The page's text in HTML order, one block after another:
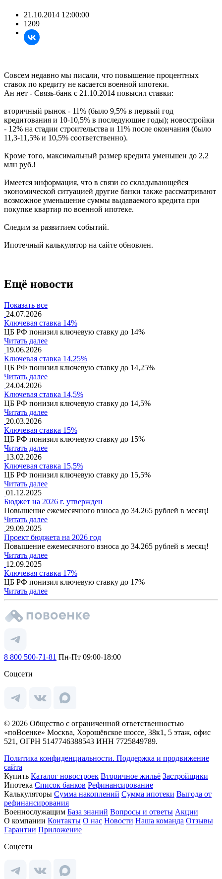
21.10.2014 12:00:00
1209
Совсем недавно мы писали, что повышение процентных
ставок по кредиту не касается военной ипотеки.
Ан нет - Связь-банк с 21.10.2014 повысил ставки:
вторичный рынок - 11% (было 9,5% в первый год
кредитования и 10-10,5% в последующие годы); новостройки
- 12% на стадии строительства и 11% после окончания (было
11,3-11,5% и 10,5% соответственно).
Кроме того, максимальный размер кредита уменьшен до 2,2
млн руб.!
Имеется информация, что в связи со складывающейся
экономической ситуацией другие банки также рассматривают
возможное уменьшение суммы выдаваемого кредита при
покупке квартир по военной ипотеке.
Следим за развитием событий.
Ипотечный калькулятор на сайте обновлен.
Ещё новости
Показать все
24.07.2026
Ключевая ставка 14%
ЦБ РФ понизил ключевую ставку до 14%
Читать далее
19.06.2026
Ключевая ставка 14,25%
ЦБ РФ понизил ключевую ставку до 14,25%
Читать далее
24.04.2026
Ключевая ставка 14,5%
ЦБ РФ понизил ключевую ставку до 14,5%
Читать далее
20.03.2026
Ключевая ставка 15%
ЦБ РФ понизил ключевую ставку до 15%
Читать далее
13.02.2026
Ключевая ставка 15,5%
ЦБ РФ понизил ключевую ставку до 15,5%
Читать далее
01.12.2025
Бюджет на 2026 г. утвержден
Повышение ежемесячного взноса до 34.265 рублей в месяц!
Читать далее
29.09.2025
Проект бюджета на 2026 год
Повышение ежемесячного взноса до 34.265 рублей в месяц!
Читать далее
12.09.2025
Ключевая ставка 17%
ЦБ РФ понизил ключевую ставку до 17%
Читать далее
8 800 500-71-81 Пн-Пт 09:00-18:00
Соцсети
© 2026 Общество с ограниченной ответственностью
«поВоенке» Москва, Хорошёвское шоссе, 38к1, 5 этаж, офис
521, ОГРН 5147746388543 ИНН 7725849789.
Политика конфиденциальности. Поддержка и продвижение
сайта
Купить Каталог новостроек Вторичное жильё Застройщики
Ипотека Список банков Рефинансирование
Калькуляторы Сумма накоплений Сумма ипотеки Выгода от
рефинансирования
Военнослужащим База знаний Вопросы и ответы Акции
О компании Контакты О нас Новости Наша команда Отзывы
Гарантии Приложение
Соцсети